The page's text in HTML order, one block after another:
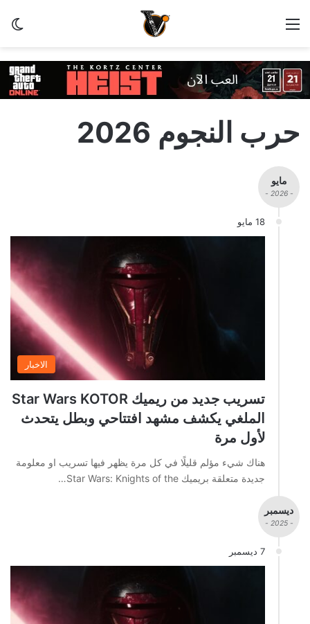
القائمة
حرب النجوم 2026
مايو
- 2026 -
18 مايو
الاخبار
تسريب جديد من ريميك Star Wars KOTOR
الملغي يكشف مشهد افتتاحي وبطل يتحدث
لأول مرة
هناك شيء مؤلم قليلًا في كل مرة يظهر فيها تسريب او معلومة
جديدة متعلقة بريميك Star Wars: Knights of the…
ديسمبر
- 2025 -
7 ديسمبر